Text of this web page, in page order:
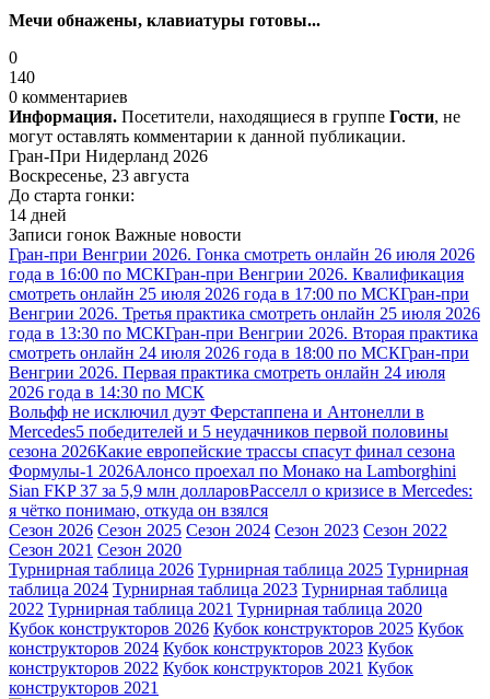
Мечи обнажены, клавиатуры готовы...
0
140
0 комментариев
Информация. Посетители, находящиеся в группе Гости, не
могут оставлять комментарии к данной публикации.
Гран-При Нидерланд 2026
Воскресенье, 23 августа
До старта гонки:
14 дней
Записи гонок Важные новости
Гран-при Венгрии 2026. Гонка смотреть онлайн 26 июля 2026
года в 16:00 по МСКГран-при Венгрии 2026. Квалификация
смотреть онлайн 25 июля 2026 года в 17:00 по МСКГран-при
Венгрии 2026. Третья практика смотреть онлайн 25 июля 2026
года в 13:30 по МСКГран-при Венгрии 2026. Вторая практика
смотреть онлайн 24 июля 2026 года в 18:00 по МСКГран-при
Венгрии 2026. Первая практика смотреть онлайн 24 июля
2026 года в 14:30 по МСК
Вольфф не исключил дуэт Ферстаппена и Антонелли в
Mercedes5 победителей и 5 неудачников первой половины
сезона 2026Какие европейские трассы спасут финал сезона
Формулы-1 2026Алонсо проехал по Монако на Lamborghini
Sian FKP 37 за 5,9 млн долларовРасселл о кризисе в Mercedes:
я чётко понимаю, откуда он взялся
Сезон 2026 Сезон 2025 Сезон 2024 Сезон 2023 Сезон 2022
Сезон 2021 Сезон 2020
Турнирная таблица 2026 Турнирная таблица 2025 Турнирная
таблица 2024 Турнирная таблица 2023 Турнирная таблица
2022 Турнирная таблица 2021 Турнирная таблица 2020
Кубок конструкторов 2026 Кубок конструкторов 2025 Кубок
конструкторов 2024 Кубок конструкторов 2023 Кубок
конструкторов 2022 Кубок конструкторов 2021 Кубок
конструкторов 2021